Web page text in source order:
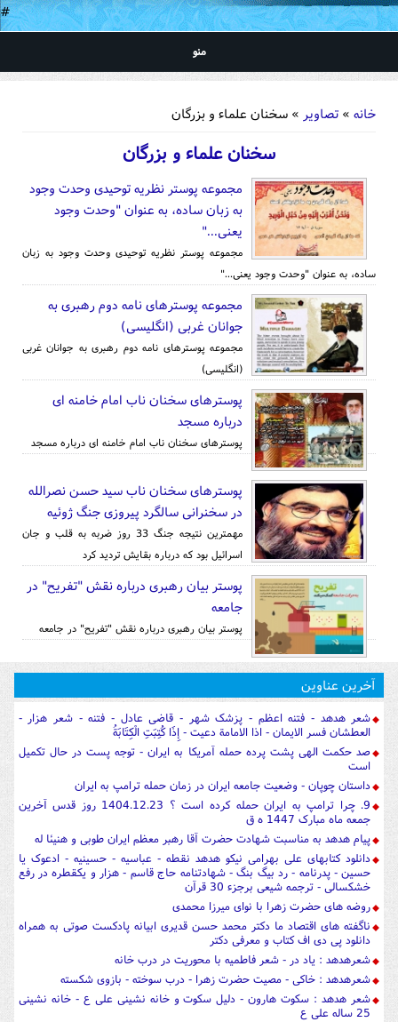
#
منو
خانه » تصاویر » سخنان علماء و بزرگان
سخنان علماء و بزرگان
مجموعه پوستر نظریه توحیدی وحدت وجود
به زبان ساده، به عنوان "وحدت وجود
یعنی..."
مجموعه پوستر نظریه توحیدی وحدت وجود به زبان
ساده، به عنوان "وحدت وجود یعنی..."
مجموعه پوسترهای نامه دوم رهبری به
جوانان غربی (انگلیسی)
مجموعه پوسترهای نامه دوم رهبری به جوانان غربی
(انگلیسی)
پوسترهای سخنان ناب امام خامنه ای
درباره مسجد
پوسترهای سخنان ناب امام خامنه ای درباره مسجد
پوسترهای سخنان ناب سید حسن نصرالله
در سخنرانی سالگرد پیروزی جنگ ژوئیه
مهمترین نتیجه جنگ 33 روز ضربه به قلب و جان
اسرائیل بود که درباره بقایش تردید کرد
پوستر بیان رهبری درباره نقش "تفریح" در
جامعه
پوستر بیان رهبری درباره نقش "تفریح" در جامعه
آخرین عناوین
شعر هدهد - فتنه اعظم - پزشک شهر - قاضی عادل - فتنه - شعر هزار -
العطشان فسر الایمان - اذا الامامة دعیت - إِذَا كُتِبَتِ الْكِتَابَةُ
صد حکمت الهی پشت پرده حمله آمریکا به ایران - توجه پست در حال تکمیل
است
داستان چوپان - وضعیت جامعه ایران در زمان حمله ترامپ به ایران
9. چرا ترامپ به ایران حمله کرده است ؟ 1404.12.23 روز قدس آخرین
جمعه ماه مبارک 1447 ه ق
پیام هدهد به مناسبت شهادت حضرت آقا رهبر معظم ایران طوبی و هنیئا له
دانلود کتابهای علی بهرامی نیکو هدهد نقطه - عباسیه - حسینیه - ادعوک یا
حسین - پدرنامه - رد بیگ بنگ - شهادتنامه حاج قاسم - هزار و یکقطره در رفع
خشکسالی - ترجمه شیعی برجزء 30 قرآن
روضه های حضرت زهرا با نوای میرزا محمدی
ناگفته های اقتصاد ما دکتر محمد حسن قدیری ابیانه پادکست صوتی به همراه
دانلود پی دی اف کتاب و معرفی دکتر
شعرهدهد : یاد در - شعر فاطمیه با محوریت در درب خانه
شعرهدهد : خاکی - مصیت حضرت زهرا - درب سوخته - بازوی شکسته
شعر هدهد : سکوت هارون - دلیل سکوت و خانه نشینی علی ع - خانه نشینی
25 ساله علی ع